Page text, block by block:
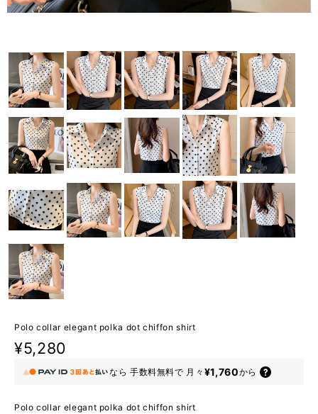
Polo collar elegant polka dot chiffon shirt
¥5,280
なら 手数料無料で 月々 ¥1,760から
Polo collar elegant polka dot chiffon shirt